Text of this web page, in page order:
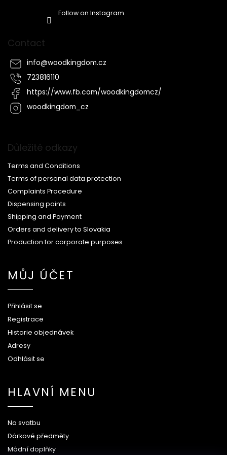
Follow on Instagram
Contact
info@woodkingdom.cz
723816110
https://www.fb.com/woodkingdomcz/
woodkingdom_cz
Důležité odkazy
Terms and Conditions
Terms of personal data protection
Complaints Procedure
Dispensing points
Shipping and Payment
Orders and delivery to Slovakia
Production for corporate purposes
MŮJ ÚČET
Přihlásit se
Registrace
Historie objednávek
Adresy
Odhlásit se
HLAVNÍ MENU
Na svatbu
Dárkové předměty
Módní doplňky